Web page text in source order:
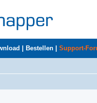
Bestellen Support-